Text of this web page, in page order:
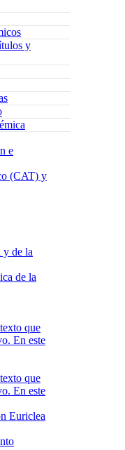
y
e
(CAT) y
de la
de la
Euriclea